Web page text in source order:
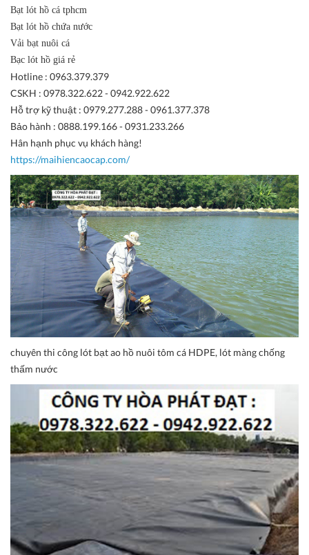
Bạt lót hồ cá tphcm
Bạt lót hồ chứa nước
Vải bạt nuôi cá
Bạc lót hồ giá rẻ
Hotline : 0963.379.379
CSKH : 0978.322.622 - 0942.922.622
Hỗ trợ kỹ thuật : 0979.277.288 - 0961.377.378
Bảo hành : 0888.199.166 - 0931.233.266
Hân hạnh phục vụ khách hàng!
https://maihiencaocap.com/
chuyên thi công lót bạt ao hồ nuôi tôm cá HDPE, lót màng chống
thấm nước